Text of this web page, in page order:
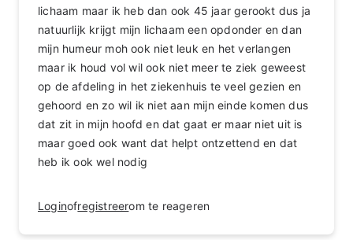
lichaam maar ik heb dan ook 45 jaar gerookt dus ja
natuurlijk krijgt mijn lichaam een opdonder en dan
mijn humeur moh ook niet leuk en het verlangen
maar ik houd vol wil ook niet meer te ziek geweest
op de afdeling in het ziekenhuis te veel gezien en
gehoord en zo wil ik niet aan mijn einde komen dus
dat zit in mijn hoofd en dat gaat er maar niet uit is
maar goed ook want dat helpt ontzettend en dat
heb ik ook wel nodig
Loginofregistreerom te reageren